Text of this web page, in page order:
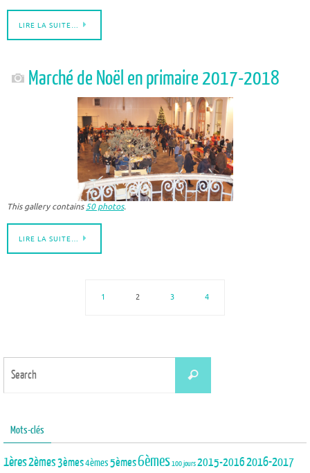
LIRE LA SUITE…
Marché de Noël en primaire 2017-2018
This gallery contains 50 photos.
LIRE LA SUITE…
1 2 3 4
Search
Mots-clés
1ères2èmes3èmes4èmes5èmes6èmes100 jours2015-20162016-2017